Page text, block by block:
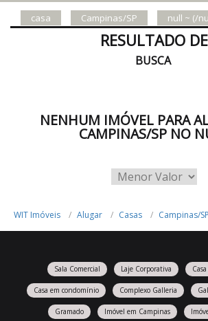
casa Campinas/SP null ~ (/
RESULTADO DE
BUSCA
NENHUM IMÓVEL PARA
CAMPINAS/SP NO
WIT Imóveis Alugar Casas Campinas/SP
Sala Comercial Laje Corporativa
Casa em condomínio Complexo Galleria
Gramado Imóvel em Campinas